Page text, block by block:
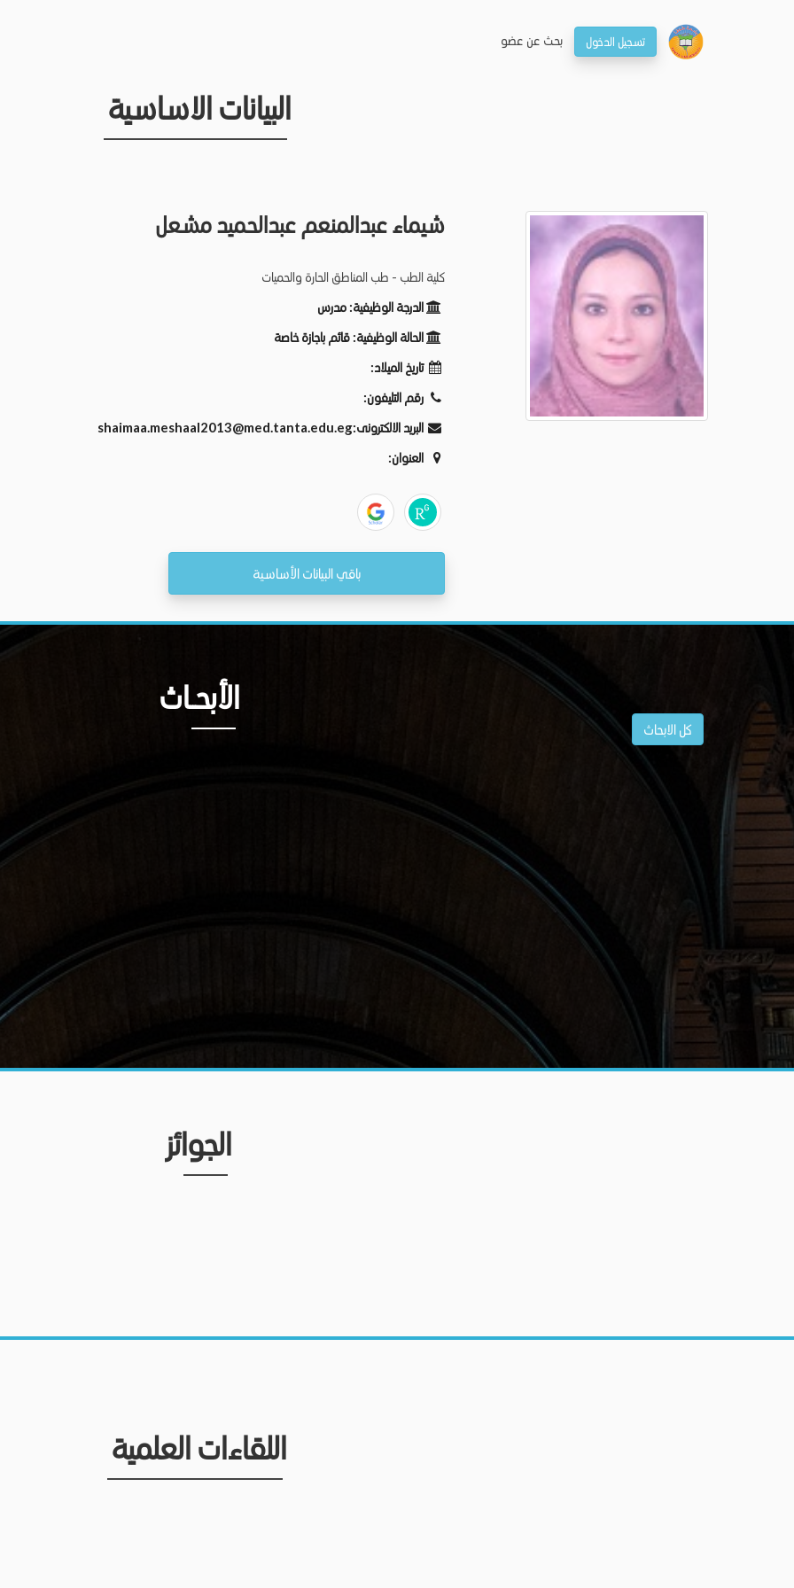
تسجيل الدخول بحـث عن عضو
البيانات الاساسية
شيماء عبدالمنعم عبدالحميد مشعل
كلية الطب - طب المناطق الحارة والحميات
الدرجة الوظيفية:مدرس
الحالة الوظيفية:قائم باجازة خاصة
تاريخ الميلاد:
رقم التليفون:
البريد الالكترونى:shaimaa.meshaal2013@med.tanta.edu.eg
العنوان:
باقي البيانات الأساسية
الأبحــاث
كل الابحاث
الجوائز
اللقاءات العلمية